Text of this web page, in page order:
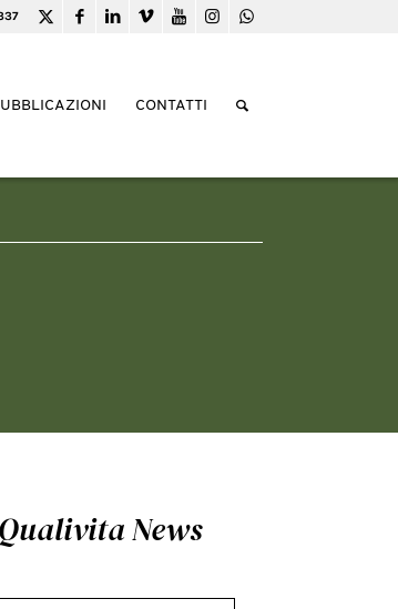
CONTATTI
Qualivita News